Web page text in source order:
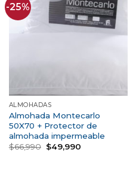
-25%
ALMOHADAS
Almohada Montecarlo
50X70 + Protector de
almohada impermeable
$66,990 $49,990